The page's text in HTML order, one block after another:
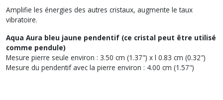
Amplifie les énergies des autres cristaux, augmente le taux
vibratoire.
Aqua Aura bleu jaune pendentif (ce cristal peut être utilisé
comme pendule)
Mesure pierre seule environ : 3.50 cm (1.37") x l 0.83 cm (0.32")
Mesure du pendentif avec la pierre environ : 4.00 cm (1.57")